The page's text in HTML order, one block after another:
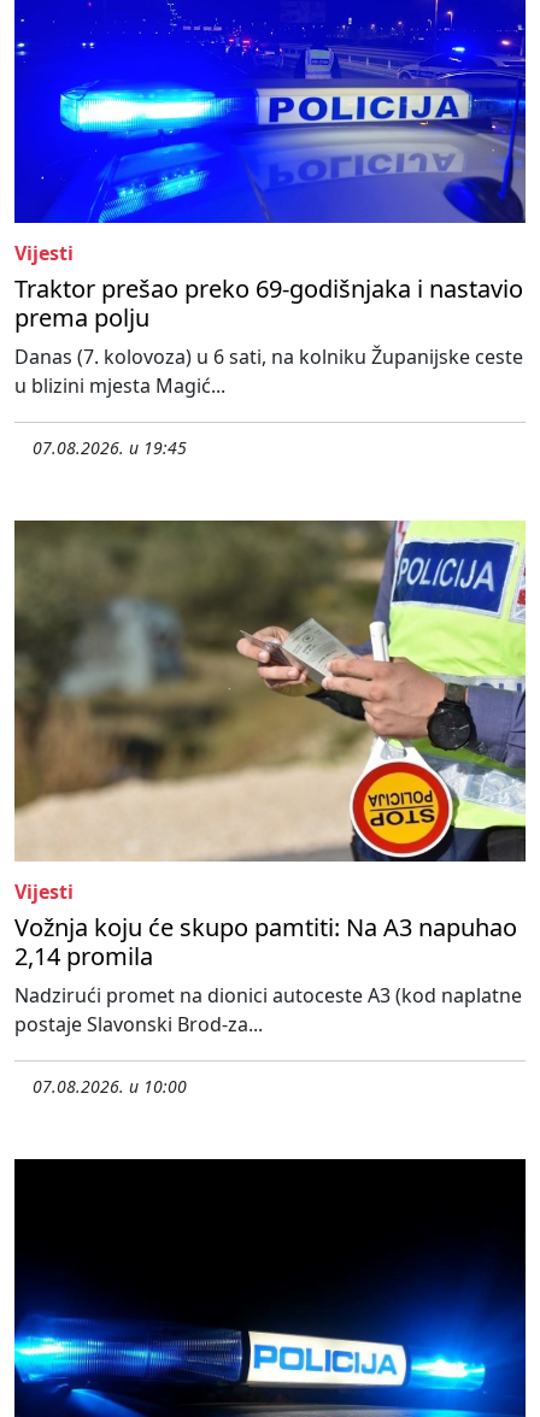
Vijesti
Traktor prešao preko 69-godišnjaka i nastavio
prema polju
Danas (7. kolovoza) u 6 sati, na kolniku Županijske ceste
u blizini mjesta Magić...
07.08.2026. u 19:45
Vijesti
Vožnja koju će skupo pamtiti: Na A3 napuhao
2,14 promila
Nadzirući promet na dionici autoceste A3 (kod naplatne
postaje Slavonski Brod-za...
07.08.2026. u 10:00